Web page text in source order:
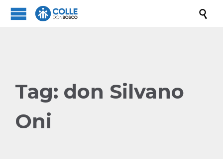

Tag: don Silvano
Oni